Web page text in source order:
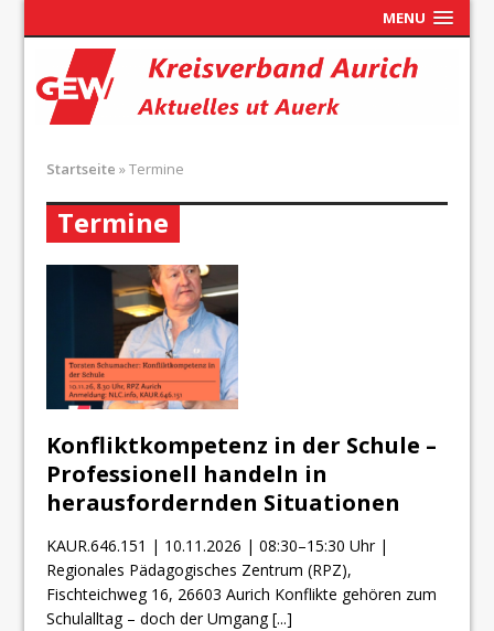
MENU
Startseite »Termine
Termine
Konfliktkompetenz in der Schule –
Professionell handeln in
herausfordernden Situationen
KAUR.646.151 | 10.11.2026 | 08:30–15:30 Uhr |
Regionales Pädagogisches Zentrum (RPZ),
Fischteichweg 16, 26603 Aurich Konflikte gehören zum
Schulalltag – doch der Umgang[...]